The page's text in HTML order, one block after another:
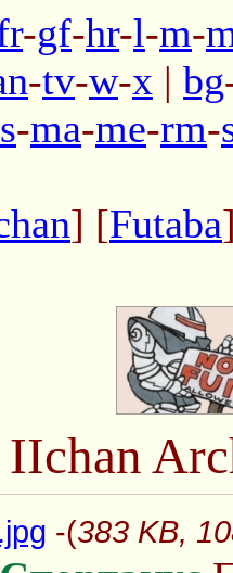
-gf-hr-l-m-
-tv-w-x | bg
-ma-me-rm-
] [Futaba
IIchan
-(383 KB,